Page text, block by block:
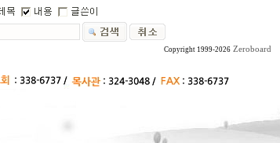
Copyright 1999-2026 Zeroboard